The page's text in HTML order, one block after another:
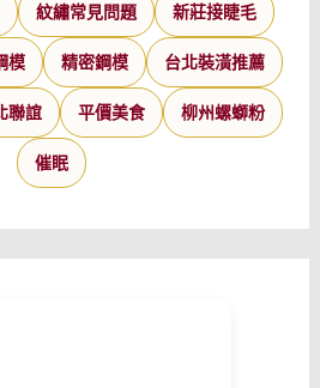
紋繡常見問題 新莊接睫毛
模 精密鋼模 台北裝潢推薦
聯誼 平價美食 柳州螺螄粉
催眠